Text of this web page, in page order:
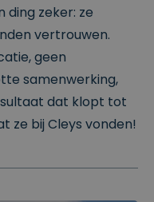
ding zeker: ze
vertrouwen.
geen
samenwerking,
dat klopt tot
ze bij Cleys vonden!